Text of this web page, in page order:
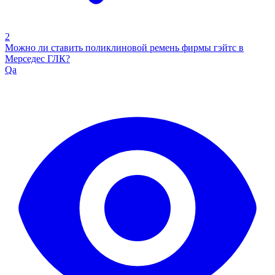
2
Можно ли ставить поликлиновой ремень фирмы гэйтс в
Мерседес ГЛК?
Qa